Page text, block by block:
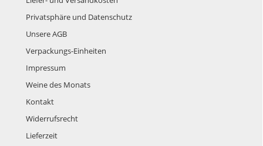
Privatsphäre und Datenschutz
Unsere AGB
Verpackungs-Einheiten
Impressum
Weine des Monats
Kontakt
Widerrufsrecht
Lieferzeit